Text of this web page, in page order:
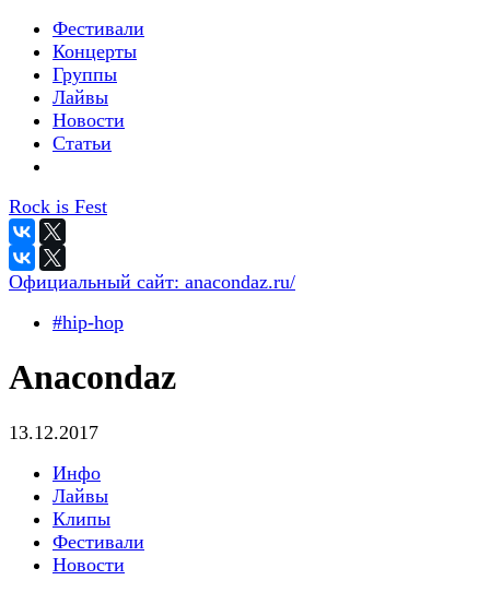
Фестивали
Концерты
Группы
Лайвы
Новости
Статьи
Rock is Fest
Официальный сайт: anacondaz.ru/
#hip-hop
Anacondaz
13.12.2017
Инфо
Лайвы
Клипы
Фестивали
Новости